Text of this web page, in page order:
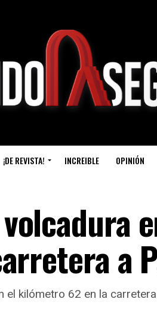
¡DE REVISTA! INCREIBLE OPINIÓN
a
kilómetro 62 en la